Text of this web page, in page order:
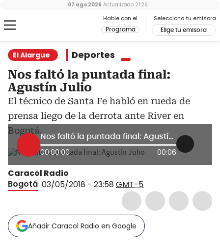
Hable con el
Programa
Selecciona tu emisora
Elige tu emisora
07 ago 2026 Actualizado 21:29
El Alargue Deportes
Nos faltó la puntada final:
Agustín Julio
El técnico de Santa Fe habló en rueda de
prensa liego de la derrota ante River en
Bogotá.
Nos faltó la puntada final: Agustín Julio
00:00:00 00:06
Caracol Radio
Bogotá 03/05/2018 - 23:58 GMT-5
Añadir Caracol Radio en Google